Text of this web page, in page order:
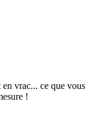
en vrac... ce que vous
!